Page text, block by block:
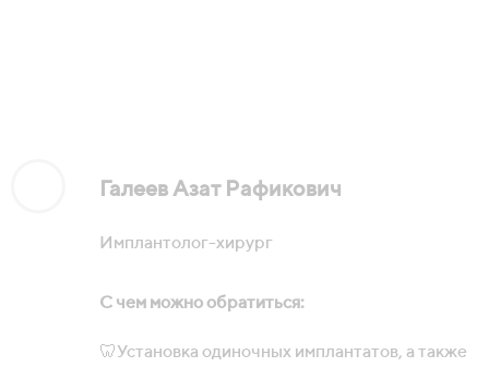
Галеев Азат Рафикович
Имплантолог-хирург
С чем можно обратиться:
🦷Установка одиночных имплантатов, а также